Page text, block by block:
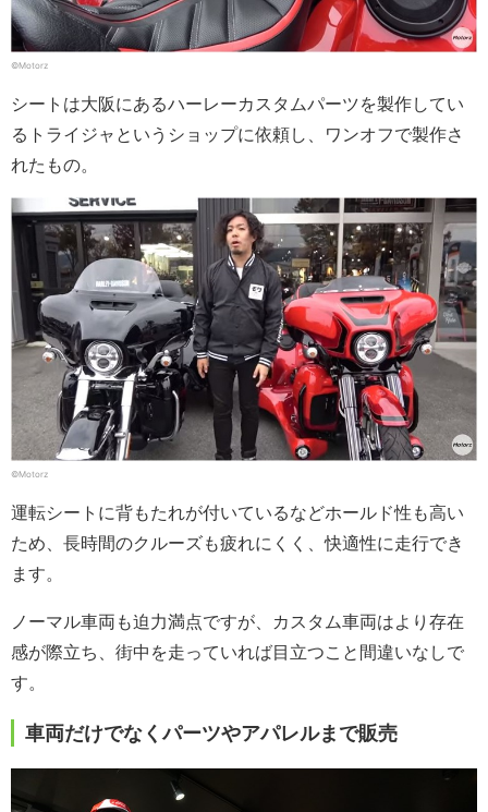
©Motorz
シートは大阪にあるハーレーカスタムパーツを製作してい
るトライジャというショップに依頼し、ワンオフで製作さ
れたもの。
©Motorz
運転シートに背もたれが付いているなどホールド性も高い
ため、長時間のクルーズも疲れにくく、快適性に走行でき
ます。
ノーマル車両も迫力満点ですが、カスタム車両はより存在
感が際立ち、街中を走っていれば目立つこと間違いなしで
す。
車両だけでなくパーツやアパレルまで販売